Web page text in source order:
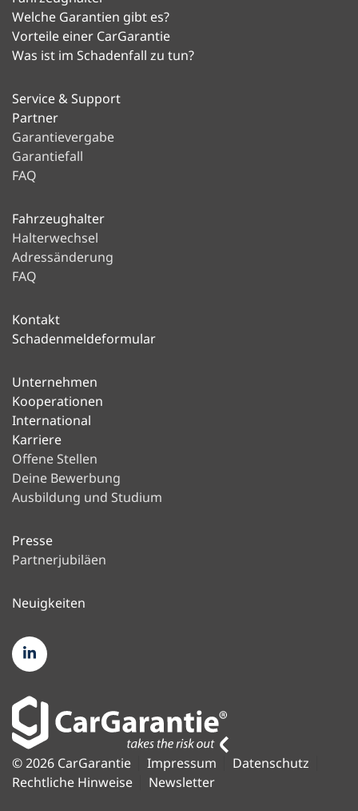
Welche Garantien gibt es?
Vorteile einer CarGarantie
Was ist im Schadenfall zu tun?
Service & Support
Partner
Garantievergabe
Garantiefall
FAQ
Fahrzeughalter
Halterwechsel
Adressänderung
FAQ
Kontakt
Schadenmeldeformular
Unternehmen
Kooperationen
International
Karriere
Offene Stellen
Deine Bewerbung
Ausbildung und Studium
Presse
Partnerjubiläen
Neuigkeiten
© 2026 CarGarantie Impressum
Datenschutz
Rechtliche Hinweise
Newsletter